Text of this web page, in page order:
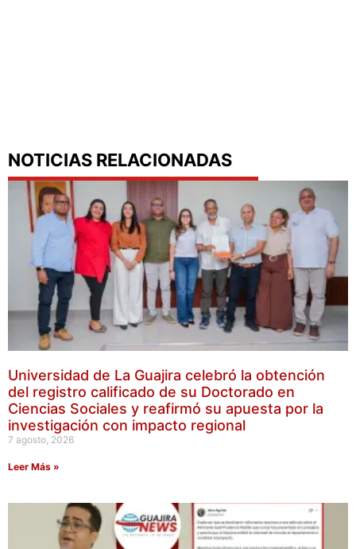
NOTICIAS RELACIONADAS
Universidad de La Guajira celebró la obtención
del registro calificado de su Doctorado en
Ciencias Sociales y reafirmó su apuesta por la
investigación con impacto regional
7 agosto, 2026
Leer Más »